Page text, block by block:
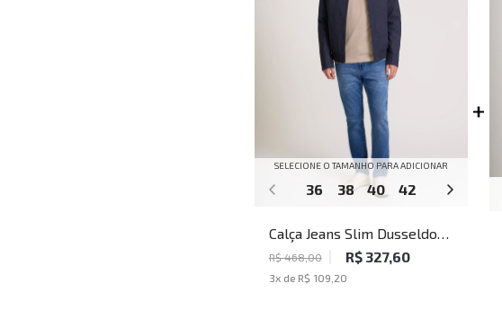
SELECIONE O TAMANHO PARA ADICIONAR
36 38 40 42
Calça Jeans Slim Dusseldorf
John John Masculina
R$ 468,00 R$ 327,60
3x de R$ 109,20